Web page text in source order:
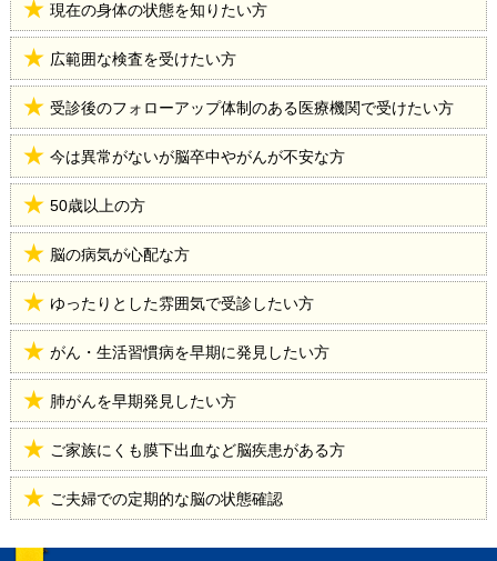
現在の身体の状態を知りたい方
広範囲な検査を受けたい方
受診後のフォローアップ体制のある医療機関で受けたい方
今は異常がないが脳卒中やがんが不安な方
50歳以上の方
脳の病気が心配な方
ゆったりとした雰囲気で受診したい方
がん・生活習慣病を早期に発見したい方
肺がんを早期発見したい方
ご家族にくも膜下出血など脳疾患がある方
ご夫婦での定期的な脳の状態確認